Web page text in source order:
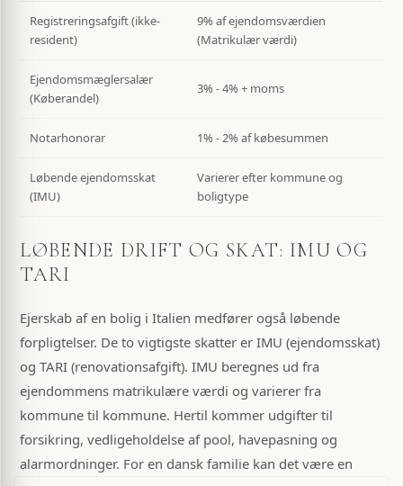
Registreringsafgift (ikke-
resident)
9% af ejendomsværdien
(Matrikulær værdi)
Ejendomsmæglersalær
(Køberandel)
3% - 4% + moms
Notarhonorar 1% - 2% af købesummen
Løbende ejendomsskat
(IMU)
Varierer efter kommune og
boligtype
LØBENDE DRIFT OG SKAT: IMU OG
TARI
Ejerskab af en bolig i Italien medfører også løbende
forpligtelser. De to vigtigste skatter er IMU (ejendomsskat)
og TARI (renovationsafgift). IMU beregnes ud fra
ejendommens matrikulære værdi og varierer fra
kommune til kommune. Hertil kommer udgifter til
forsikring, vedligeholdelse af pool, havepasning og
alarmordninger. For en dansk familie kan det være en